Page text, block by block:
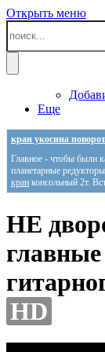
Открыть меню
Еще
кран укосина
Главное - чтобы были
планетарные
кран консольный 2т.
НЕ
HD